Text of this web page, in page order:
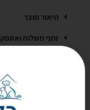
תיאור מוצר
זמני משלוח
אלפי